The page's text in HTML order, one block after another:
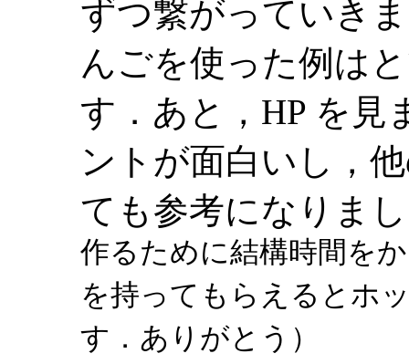
ずつ繋がっていき
んごを使った例は
す．あと，HP を見
ントが面白いし，
ても参考になりま
作るために結構時間を
を持ってもらえるとホ
す．ありがとう）